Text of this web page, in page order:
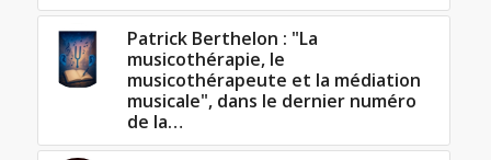
Patrick Berthelon : "La
musicothérapie, le
musicothérapeute et la médiation
musicale", dans le dernier numéro
de la…